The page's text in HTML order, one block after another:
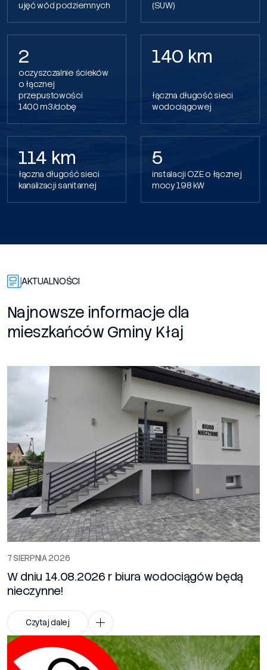
ujęć wód podziemnych (SUW)
2
oczyszczalnie ścieków
o łącznej
przepustowości
1400 m3/dobę
140 km
łączna długość sieci
wodociągowej
114 km
łączna długość sieci
kanalizacji sanitarnej
5
instalacji OZE o łącznej
mocy 198 kW
AKTUALNOŚCI
Najnowsze informacje dla
mieszkańców Gminy Kłaj
7 SIERPNIA 2026
W dniu 14.08.2026 r biura wodociągów będą
nieczynne!
Czytaj dalej